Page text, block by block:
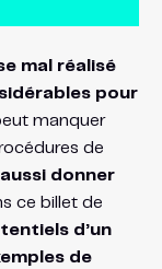
mal réalisé
pour
manquer
de
donner
ce billet de
d’un
de